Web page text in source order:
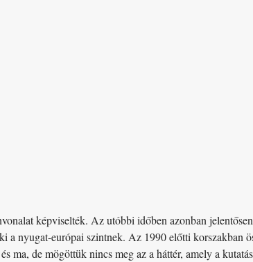
képviselték. Az utóbbi időben azonban
nyugat-európai szintnek. Az 1990 előtti korszakban
ma, de mögöttük nincs meg az a háttér, amely a